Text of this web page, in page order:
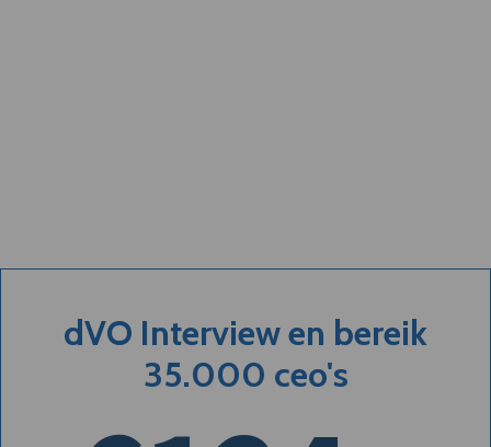
dVO Interview en bereik
35.000 ceo's